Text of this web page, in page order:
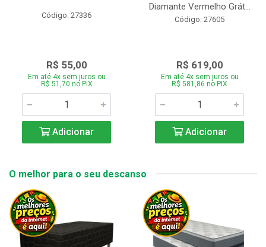
Código: 27336
R$ 55,00
Em até 4x sem juros ou
R$ 51,70 no PIX
Adicionar
Diamante Vermelho Grát...
Código: 27605
R$ 619,00
Em até 4x sem juros ou
R$ 581,86 no PIX
Adicionar
O melhor para o seu descanso